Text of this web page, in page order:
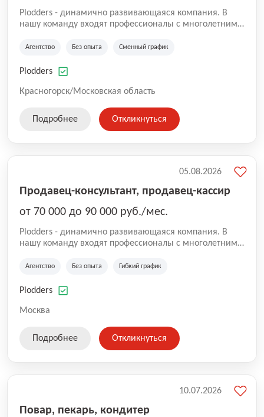
Plodders - динамично развивающаяся компания. В
нашу команду входят профессионалы с многолетним
на рынке аутсорсинга, а накопленный опыт позволяют
оказываемых услуг.
Агентство Без опыта Сменный график
Plodders
Красногорск/Московская область
Подробнее Откликнуться
Продавец-консультант, продавец-кассир
от 70 000 до 90 000 руб./мес.
Plodders - динамично развивающаяся компания. В
нашу команду входят профессионалы с многолетним
на рынке аутсорсинга, а накопленный опыт позволяют
оказываемых услуг.
Агентство Без опыта Гибкий график
Plodders
Москва
05.08.2026
Подробнее Откликнуться
Повар, пекарь, кондитер
10.07.2026